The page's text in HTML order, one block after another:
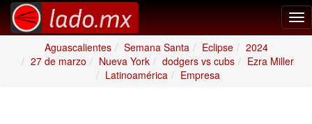
Aguascalientes
Semana Santa Eclipse
2024
27 de marzo
Nueva York dodgers vs cubs
Ezra Miller
Latinoamérica
Empresa